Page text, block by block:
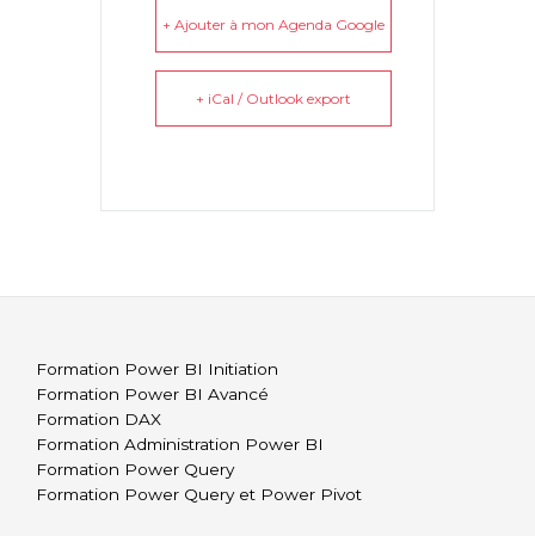
+ Ajouter à mon Agenda Google
+ iCal / Outlook export
Formation Power BI Initiation
Formation Power BI Avancé
Formation DAX
Formation Administration Power BI
Formation Power Query
Formation Power Query et Power Pivot